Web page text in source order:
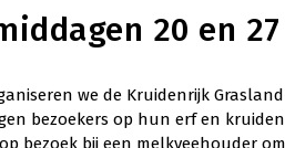
20 en
we de Kruidenrijk
bezoekers op hun erf en
bezoek bij een melkveehouder